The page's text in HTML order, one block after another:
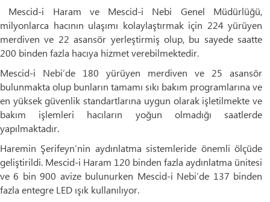
Mescid-i Haram ve Mescid-i Nebi Genel Müdürlüğü,
milyonlarca hacının ulaşımı kolaylaştırmak için 224 yürüyen
merdiven ve 22 asansör yerleştirmiş olup, bu sayede saatte
200 binden fazla hacıya hizmet verebilmektedir.
Mescid-i Nebi’de 180 yürüyen merdiven ve 25 asansör
bulunmakta olup bunların tamamı sıkı bakım programlarına ve
en yüksek güvenlik standartlarına uygun olarak işletilmekte ve
bakım işlemleri hacıların yoğun olmadığı saatlerde
yapılmaktadır.
Haremin Şerifeyn’nin aydınlatma sistemleride önemli ölçüde
geliştirildi. Mescid-i Haram 120 binden fazla aydınlatma ünitesi
ve 6 bin 900 avize bulunurken Mescid-i Nebi’de 137 binden
fazla entegre LED ışık kullanılıyor.